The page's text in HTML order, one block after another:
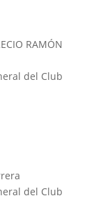
RAMÓN
del Club
del Club